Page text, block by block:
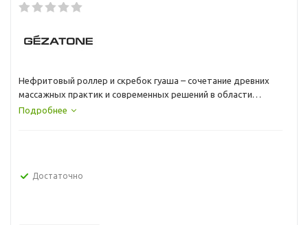
Нефритовый роллер и скребок гуаша – сочетание древних
массажных практик и современных решений в области
косметологии у вас дома. Стимулирующий массаж и техника
Подробнее
Достаточно